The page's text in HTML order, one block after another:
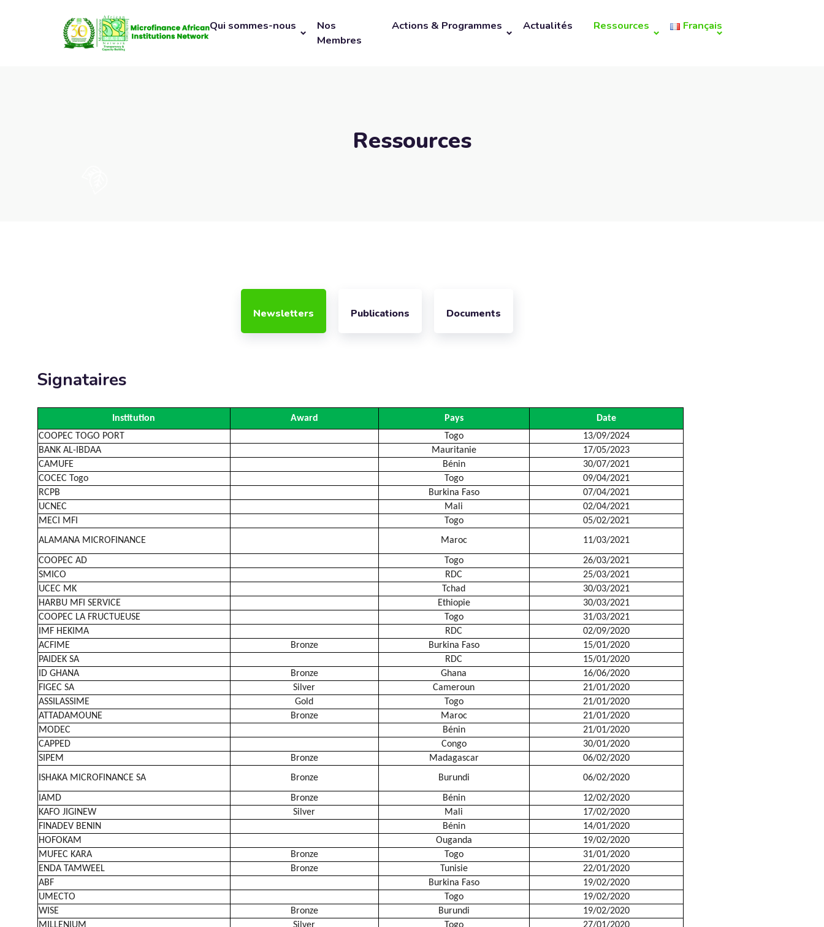
Qui sommes-nous
Nos
Membres
Actions & Programmes Actualités Ressources Français
Ressources
Newsletters Publications Documents
Signataires
Institution Award Pays
Date
COOPEC TOGO PORT
Togo
13/09/2024
BANK AL-IBDAA
Mauritanie
17/05/2023
CAMUFE
Bénin
30/07/2021
COCEC Togo
Togo
09/04/2021
RCPB
Burkina Faso
07/04/2021
UCNEC
Mali
02/04/2021
MECI MFI
Togo
05/02/2021
ALAMANA MICROFINANCE
Maroc 11/03/2021
COOPEC AD Togo
26/03/2021
SMICO
RDC
25/03/2021
UCEC MK
Tchad
30/03/2021
HARBU MFI SERVICE
Ethiopie
30/03/2021
COOPEC LA FRUCTUEUSE
Togo
31/03/2021
IMF HEKIMA
RDC
02/09/2020
ACFIME
Bronze Burkina Faso
15/01/2020
PAIDEK SA
RDC
15/01/2020
ID GHANA
Bronze Ghana
16/06/2020
FIGEC SA
Silver Cameroun
21/01/2020
ASSILASSIME
Gold Togo
21/01/2020
ATTADAMOUNE
Bronze Maroc
21/01/2020
MODEC
Bénin
21/01/2020
CAPPED
Congo
30/01/2020
SIPEM
Bronze Madagascar
06/02/2020
ISHAKA MICROFINANCE SA
Bronze Burundi 06/02/2020
IAMD Bronze Bénin
12/02/2020
KAFO JIGINEW
Silver Mali
17/02/2020
FINADEV BENIN
Bénin
14/01/2020
HOFOKAM
Ouganda
19/02/2020
MUFEC KARA
Bronze Togo
31/01/2020
ENDA TAMWEEL
Bronze Tunisie
22/01/2020
ABF
Burkina Faso
19/02/2020
UMECTO
Togo
19/02/2020
WISE
Bronze Burundi
19/02/2020